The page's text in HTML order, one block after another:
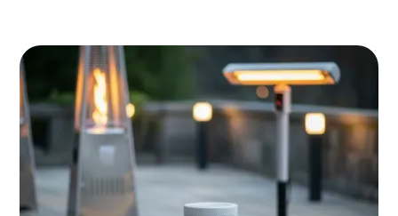
Zoek je de beste heater zonder eindeloos te
vergelijken? Wij hebben de 20 topmodellen van 2025
voor je geselecteerd en de belangrijkste plus- en
minpunten op een rij gezet. Ontdek snel welke het
beste bij jou past!